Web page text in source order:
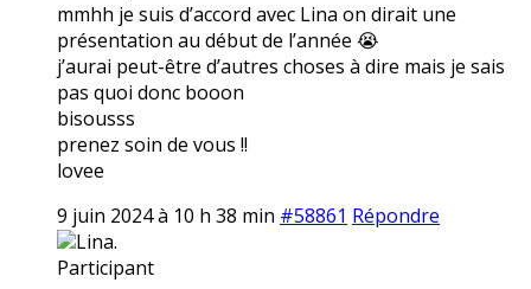
mmhh je suis d’accord avec Lina on dirait une
présentation au début de l’année 😭
j’aurai peut-être d’autres choses à dire mais je sais
pas quoi donc booon
bisousss
prenez soin de vous !!
lovee
9 juin 2024 à 10 h 38 min #58861 Répondre
Lina.
Participant